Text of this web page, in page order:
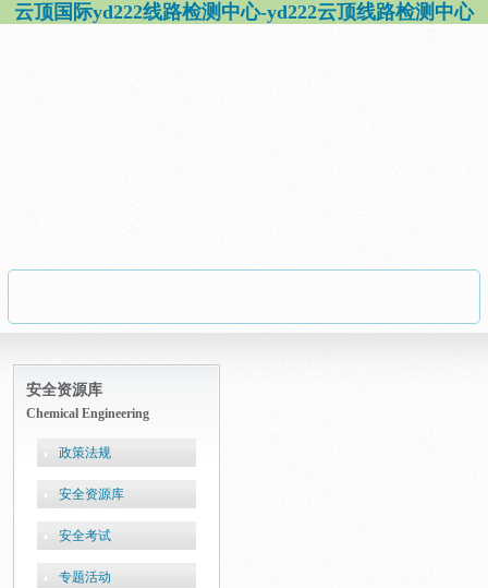
云顶国际yd222线路检测中心-yd222云顶线路检测中心
安全资源库
Chemical Engineering
政策法规
安全资源库
安全考试
专题活动